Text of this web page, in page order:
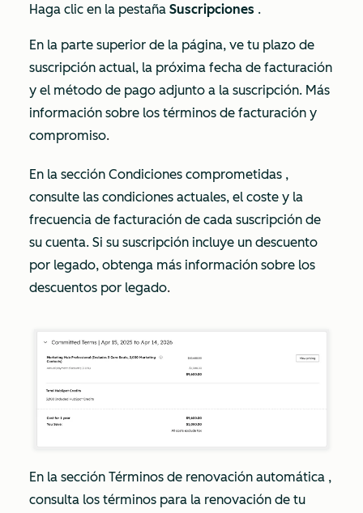
Haga clic en la pestaña Suscripciones .
En la parte superior de la página, ve tu plazo de
suscripción actual, la próxima fecha de facturación
y el método de pago adjunto a la suscripción. Más
información sobre los términos de facturación y
compromiso.
En la sección Condiciones comprometidas ,
consulte las condiciones actuales, el coste y la
frecuencia de facturación de cada suscripción de
su cuenta. Si su suscripción incluye un descuento
por legado, obtenga más información sobre los
descuentos por legado.
En la sección Términos de renovación automática ,
consulta los términos para la renovación de tu